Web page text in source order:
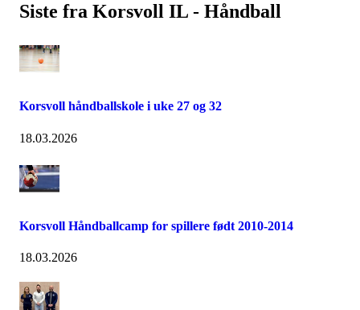
Siste fra Korsvoll IL - Håndball
Korsvoll håndballskole i uke 27 og 32
18.03.2026
Korsvoll Håndballcamp for spillere født 2010-2014
18.03.2026